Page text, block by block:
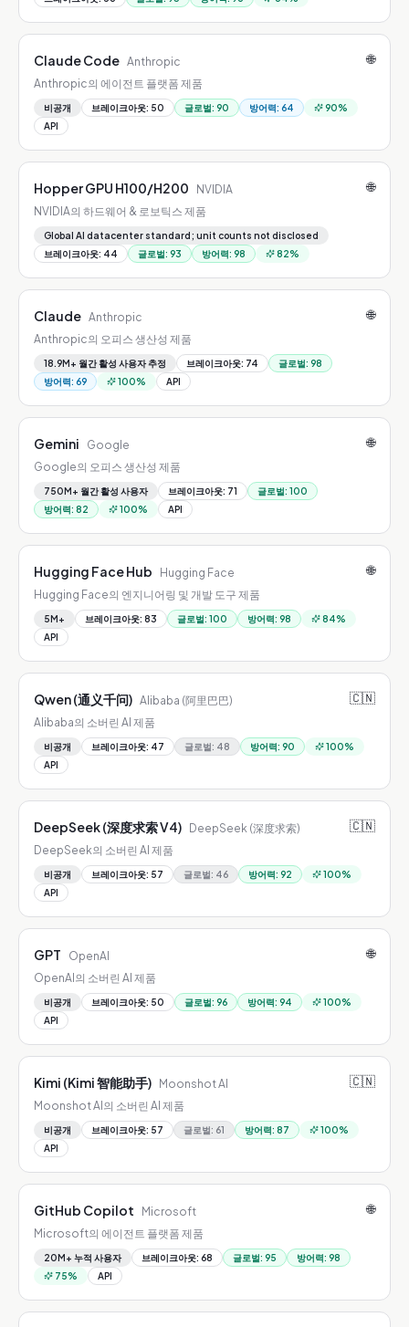
Claude Code Anthropic 🌐
Anthropic의 에이전트 플랫폼 제품
비공개 브레이크아웃: 50 글로벌: 90 방어력: 64 90%
API
Hopper GPU H100/H200 NVIDIA 🌐
NVIDIA의 하드웨어 & 로보틱스 제품
Global AI datacenter standard; unit counts not disclosed
브레이크아웃: 44 글로벌: 93 방어력: 98 82%
Claude Anthropic 🌐
Anthropic의 오피스 생산성 제품
18.9M+ 월간 활성 사용자 추정 브레이크아웃: 74 글로벌: 98
방어력: 69 100% API
Gemini Google 🌐
Google의 오피스 생산성 제품
750M+ 월간 활성 사용자 브레이크아웃: 71 글로벌: 100
방어력: 82 100% API
Hugging Face Hub Hugging Face 🌐
Hugging Face의 엔지니어링 및 개발 도구 제품
5M+ 브레이크아웃: 83 글로벌: 100 방어력: 98 84%
API
Qwen (通义千问) Alibaba (阿里巴巴) 🇨🇳
Alibaba의 소버린 AI 제품
비공개 브레이크아웃: 47 글로벌: 48 방어력: 90 100%
API
DeepSeek (深度求索 V4) DeepSeek (深度求索) 🇨🇳
DeepSeek의 소버린 AI 제품
비공개 브레이크아웃: 57 글로벌: 46 방어력: 92 100%
API
GPT OpenAI 🌐
OpenAI의 소버린 AI 제품
비공개 브레이크아웃: 50 글로벌: 96 방어력: 94 100%
API
Kimi (Kimi 智能助手) Moonshot AI 🇨🇳
Moonshot AI의 소버린 AI 제품
비공개 브레이크아웃: 57 글로벌: 61 방어력: 87 100%
API
GitHub Copilot Microsoft 🌐
Microsoft의 에이전트 플랫폼 제품
20M+ 누적 사용자 브레이크아웃: 68 글로벌: 95 방어력: 98
75% API